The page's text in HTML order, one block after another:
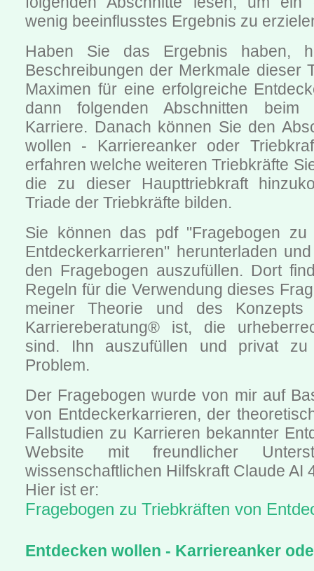
wenig beeinflusstes Ergebnis zu
Haben Sie das Ergebnis haben,
Beschreibungen der Merkmale dieser
Maximen für eine erfolgreiche
dann folgenden Abschnitten beim
Karriere. Danach können Sie den
wollen - Karriereanker oder
erfahren welche weiteren Triebkräfte
die zu dieser Haupttriebkraft
Triade der Triebkräfte bilden.
Sie können das pdf "Fragebogen zu
Entdeckerkarrieren" herunterladen
den Fragebogen auszufüllen. Dort
Regeln für die Verwendung dieses
meiner Theorie und des Konzepts
Karriereberatung® ist, die
sind. Ihn auszufüllen und privat
Problem.
Der Fragebogen wurde von mir auf
von Entdeckerkarrieren, der
Fallstudien zu Karrieren bekannter
Website mit freundlicher
wissenschaftlichen Hilfskraft Claude AI
Hier ist er:
Fragebogen zu Triebkräften von
Entdecken wollen - Karriereanker